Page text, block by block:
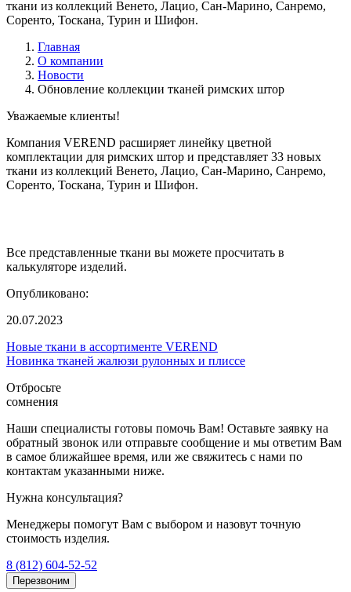
ткани из коллекций Венето, Лацио, Сан-Марино, Санремо,
Соренто, Тоскана, Турин и Шифон.
Главная
О компании
Новости
Обновление коллекции тканей римских штор
Уважаемые клиенты!
Компания VEREND расширяет линейку цветной
комплектации для римских штор и представляет 33 новых
ткани из коллекций Венето, Лацио, Сан-Марино, Санремо,
Соренто, Тоскана, Турин и Шифон.
Все представленные ткани вы можете просчитать в
калькуляторе изделий.
Опубликовано:
20.07.2023
Новые ткани в ассортименте VEREND
Новинка тканей жалюзи рулонных и плиссе
Отбросьте
сомнения
Наши специалисты готовы помочь Вам! Оставьте заявку на
обратный звонок или отправьте сообщение и мы ответим Вам
в самое ближайшее время, или же свяжитесь с нами по
контактам указанными ниже.
Нужна консультация?
Менеджеры помогут Вам с выбором и назовут точную
стоимость изделия.
8 (812) 604-52-52
Перезвоним